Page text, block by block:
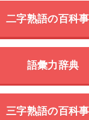
二字熟語の百科
語彙力辞典
三字熟語の百科